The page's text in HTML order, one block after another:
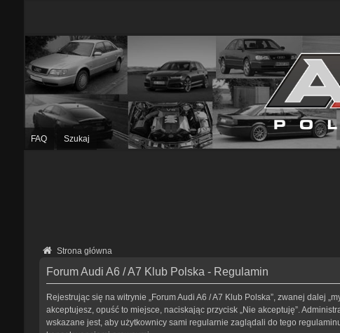
FAQ Szukaj
Strona główna
Forum Audi A6 / A7 Klub Polska - Regulamin
Rejestrując się na witrynie „Forum Audi A6 / A7 Klub Polska”, zwanej dalej
akceptujesz, opuść to miejsce, naciskając przycisk „Nie akceptuję”.
wskazane jest, aby użytkownicy sami regularnie zaglądali do tego